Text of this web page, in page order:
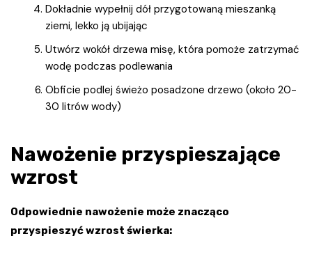
Dokładnie wypełnij dół przygotowaną mieszanką
ziemi, lekko ją ubijając
Utwórz wokół drzewa misę, która pomoże zatrzymać
wodę podczas podlewania
Obficie podlej świeżo posadzone drzewo (około 20-
30 litrów wody)
Nawożenie przyspieszające
wzrost
Odpowiednie nawożenie może znacząco
przyspieszyć wzrost świerka: